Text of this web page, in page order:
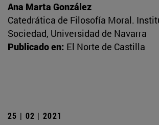
Ana Marta González
Catedrática de Filosofía Moral.
Sociedad, Universidad de Navarra
Publicado en: El Norte de Castilla
25 | 02 | 2021